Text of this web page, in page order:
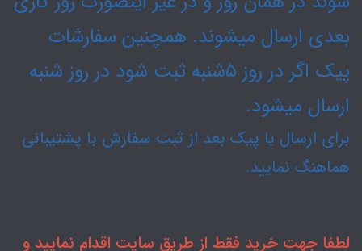
بعدی ارسال میشوند. همچنین سفارشات
پیک اگر در روز ۵شنبه ثبت شود در روز شنبه
ارسال میشود.
برای ارسال با پیک بعد از ثبت سفارش با پشتیبانی
هماهنگ نمایید.
لطفا جهت خرید فقط از طریق سایت اقدام نمایید و